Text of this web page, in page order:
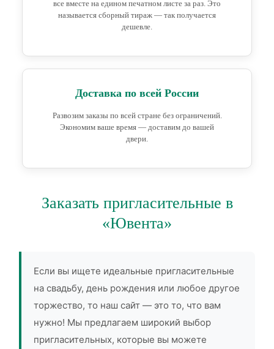
все вместе на едином печатном листе за раз. Это
называется сборный тираж — так получается
дешевле.
Доставка по всей России
Развозим заказы по всей стране без ограничений.
Экономим ваше время — доставим до вашей
двери.
Заказать пригласительные в
«Ювента»
Если вы ищете идеальные пригласительные
на свадьбу, день рождения или любое другое
торжество, то наш сайт — это то, что вам
нужно! Мы предлагаем широкий выбор
пригласительных, которые вы можете